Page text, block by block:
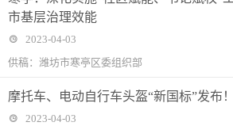
市基层治理效能
2023-04-03
供稿：潍坊市寒亭区委组织部
摩托车、电动自行车头盔“新国标”发布
2023-04-03